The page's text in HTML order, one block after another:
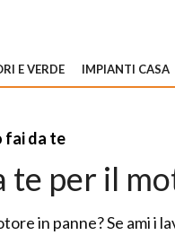
E VERDE IMPIANTI CASA
fai da te
te per il
in panne? Se ami i